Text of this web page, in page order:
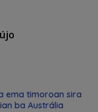
ema timoroan sira
ba Austrália